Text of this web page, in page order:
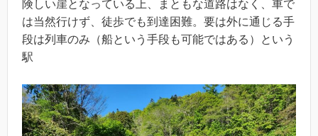
険しい崖となっている上、まともな道路はなく、車で
は当然行けず、徒歩でも到達困難。要は外に通じる手
段は列車のみ（船という手段も可能ではある）という
駅